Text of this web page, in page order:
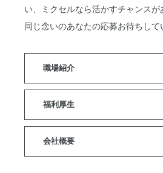
7/23
い、ミクセルなら活かすチャンスが
同じ念いのあなたの応募お待ちして
職場紹介
福利厚生
会社概要